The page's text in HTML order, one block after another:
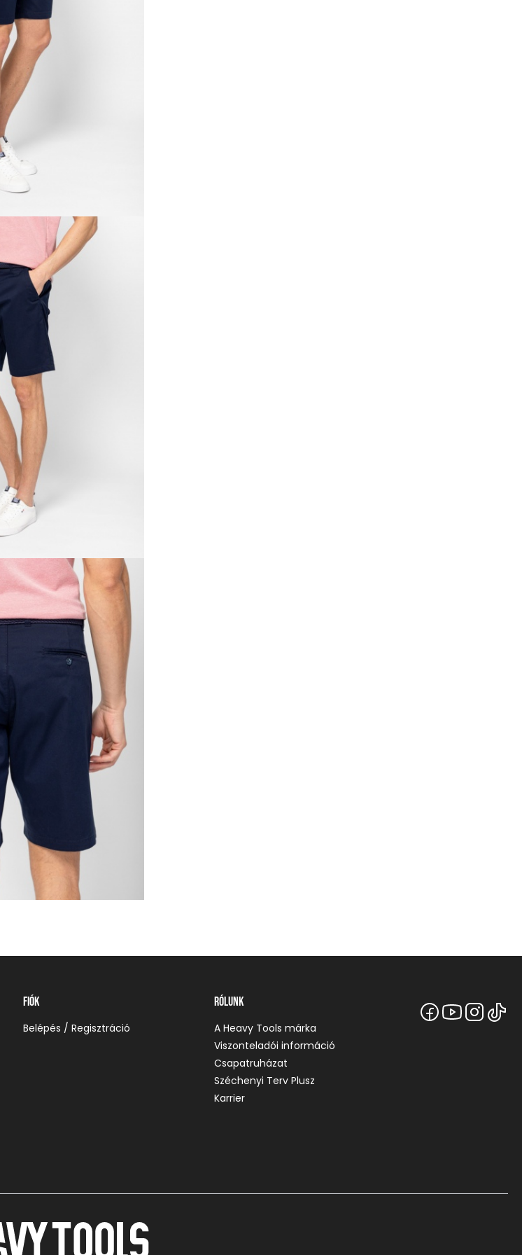
Fiók
Belépés / Regisztráció
Rólunk
A Heavy Tools márka
Viszonteladói információ
Csapatruházat
Széchenyi Terv Plusz
Karrier